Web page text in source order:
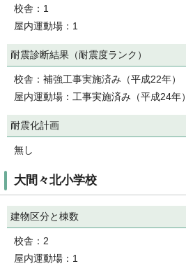
校舎：1
屋内運動場：1
耐震診断結果（耐震度ランク）
校舎：補強工事実施済み（平成22年）
屋内運動場：工事実施済み（平成24年）
耐震化計画
無し
大間々北小学校
建物区分と棟数
校舎：2
屋内運動場：1